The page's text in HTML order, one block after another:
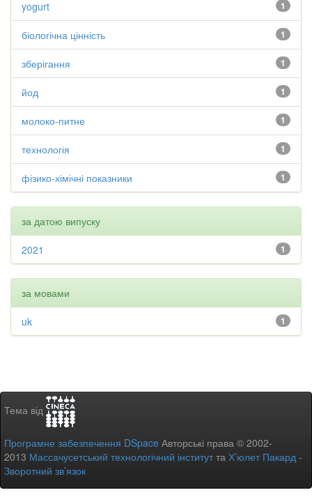
1
yogurt
1
біологічна цінність
1
зберігання
1
йод
1
молоко-питне
1
технологія
1
фізико-хімічні показники
за датою випуску
1
2021
за мовами
1
uk
Тема від
Програмне забезпечення DSpace Авторські права © 2002-
2013 Массачусетський технологічний інститутта Х’юлет Пакард -
Зворотний зв’язок